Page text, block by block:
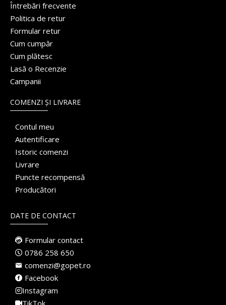
Întrebări frecvente
Politica de retur
Formular retur
Cum cumpăr
Cum plătesc
Lasă o Recenzie
Campanii
COMENZI ȘI LIVRARE
Contul meu
Autentificare
Istoric comenzi
Livrare
Puncte recompensă
Producători
DATE DE CONTACT
Formular contact
0786 258 650
comenzi@gopet.ro
Facebook
Instagram
TikTok